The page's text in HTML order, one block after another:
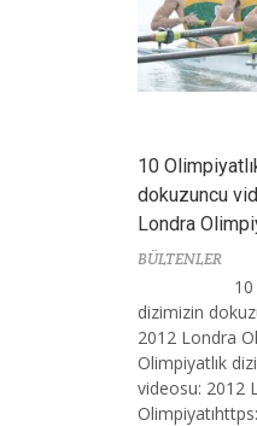
10
dokuzuncu
Londra
BÜLTENLER
dizimizin
2012 Londra
Olimpiyatlık
videosu: 2012